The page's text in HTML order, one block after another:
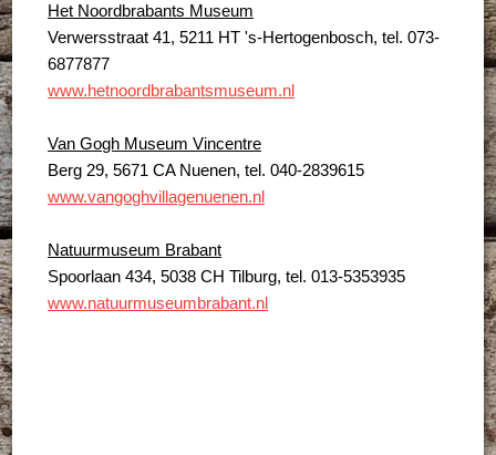
Het Noordbrabants Museum
Verwersstraat 41, 5211 HT 's-Hertogenbosch, tel. 073-
6877877
www.hetnoordbrabantsmuseum.nl
Van Gogh Museum Vincentre
Berg 29, 5671 CA Nuenen, tel. 040-2839615
www.vangoghvillagenuenen.nl
Natuurmuseum Brabant
Spoorlaan 434, 5038 CH Tilburg, tel. 013-5353935
www.natuurmuseumbrabant.nl